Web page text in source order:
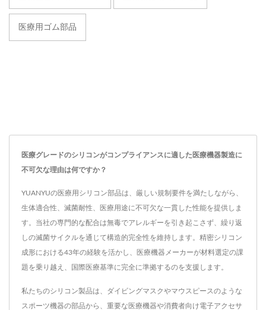
医療用ゴム部品
医療グレードのシリコンがコンプライアンスに適した医療機器製造に
不可欠な理由は何ですか？
YUANYUの医療用シリコン部品は、厳しい規制要件を満たしながら、
生体適合性、滅菌耐性、医療用途に不可欠な一貫した性能を提供しま
す。当社の専門的な配合は無毒でアレルギーを引き起こさず、繰り返
しの滅菌サイクルを通じて構造的完全性を維持します。精密シリコン
成形における43年の経験を活かし、医療機器メーカーが材料選定の課
題を乗り越え、国際医療基準に完全に準拠するのを支援します。
私たちのシリコン製品は、ダイビングマスクやマウスピースのような
スポーツ機器の部品から、重要な医療機器や消費者向け電子アクセサ